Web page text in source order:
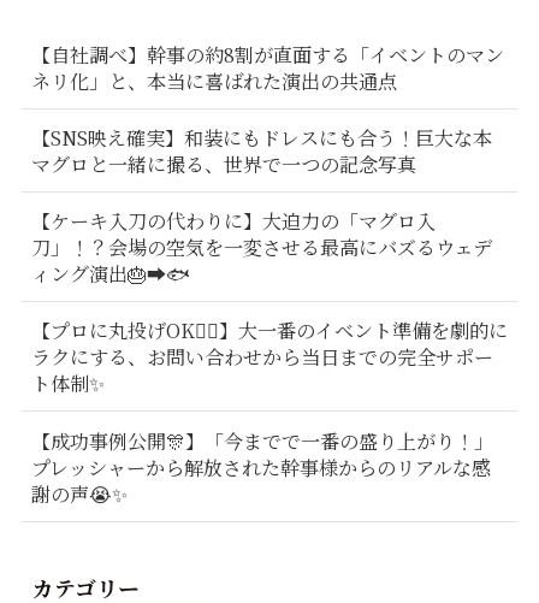
【自社調べ】幹事の約8割が直面する「イベントのマン
ネリ化」と、本当に喜ばれた演出の共通点
【SNS映え確実】和装にもドレスにも合う！巨大な本
マグロと一緒に撮る、世界で一つの記念写真
【ケーキ入刀の代わりに】大迫力の「マグロ入
刀」！？会場の空気を一変させる最高にバズるウェデ
ィング演出🎂➡️🐟
【プロに丸投げOK🙆‍♂️】大一番のイベント準備を劇的に
ラクにする、お問い合わせから当日までの完全サポー
ト体制✨
【成功事例公開🎊】「今までで一番の盛り上がり！」
プレッシャーから解放された幹事様からのリアルな感
謝の声😭✨
カテゴリー